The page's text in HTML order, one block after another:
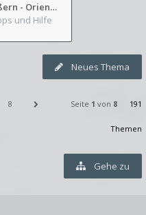
Minimap vergrößern - Orientierung in Blutzinnen
und Hilfe
Neues Thema
8 Seite 1 von 8 191
Themen
Gehe zu